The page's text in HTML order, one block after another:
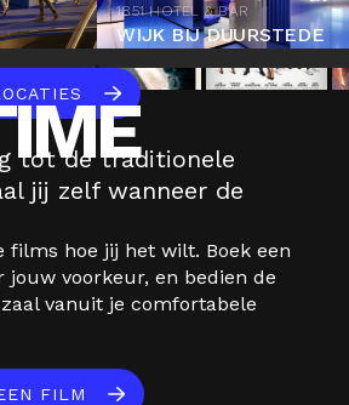
1851 HOTEL & BAR
WIJK BIJ DUURSTEDE
tot de traditionele
jij zelf wanneer de
films hoe jij het wilt. Boek een
jouw voorkeur, en bedien de
vanuit je comfortabele
FILM